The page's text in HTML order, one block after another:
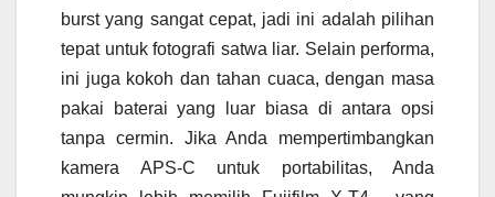
burst yang sangat cepat, jadi ini adalah pilihan
tepat untuk fotografi satwa liar. Selain performa,
ini juga kokoh dan tahan cuaca, dengan masa
pakai baterai yang luar biasa di antara opsi
tanpa cermin. Jika Anda mempertimbangkan
kamera APS-C untuk portabilitas, Anda